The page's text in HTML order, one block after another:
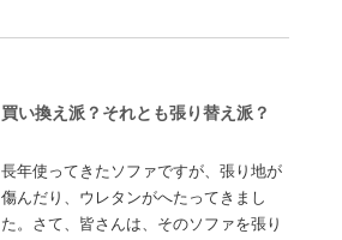
買い換え派？それとも張り替え派？
長年使ってきたソファですが、張り地が
傷んだり、ウレタンがへたってきまし
た。さて、皆さんは、そのソファを張り